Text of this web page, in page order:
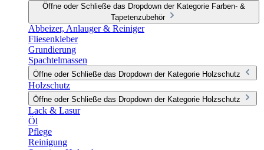
Öffne oder Schließe das Dropdown der Kategorie Farben- &
Tapetenzubehör
Abbeizer, Anlauger & Reiniger
Fliesenkleber
Grundierung
Spachtelmassen
Öffne oder Schließe das Dropdown der Kategorie Holzschutz
Holzschutz
Öffne oder Schließe das Dropdown der Kategorie Holzschutz
Lack & Lasur
Öl
Pflege
Reinigung